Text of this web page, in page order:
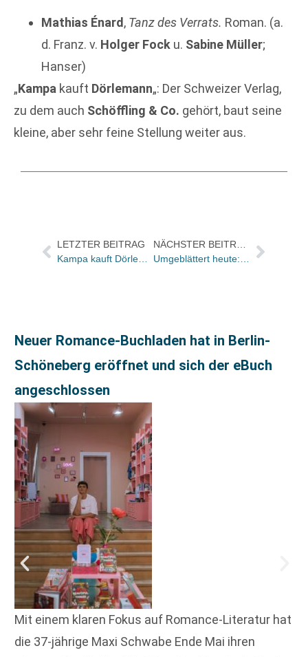
Mathias Énard, Tanz des Verrats. Roman. (a.
d. Franz. v. Holger Fock u. Sabine Müller;
Hanser)
„Kampa kauft Dörlemann„: Der Schweizer Verlag,
zu dem auch Schöffling & Co. gehört, baut seine
kleine, aber sehr feine Stellung weiter aus.
LETZTER BEITRAG
Kampa kauft Dörlemann
Neuer Romance-Buchladen hat in Berlin-
Schöneberg eröffnet und sich der eBuch
angeschlossen
Mit einem klaren Fokus auf Romance-Literatur hat
die 37-jährige Maxi Schwabe Ende Mai ihren